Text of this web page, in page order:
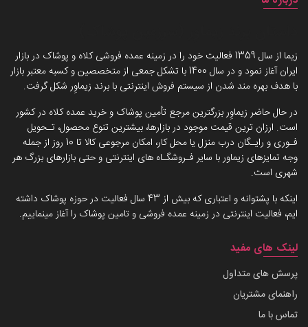
زیما از سال 1359 فعالیت خود را در زمینه عمده فروشی کلاه و پوشاک در بازار
ایران آغاز نمود و در سال 1400 با تشکل جمعی از متخصصین و کسبه معتبر بازار
با هدف بهره مند شدن از سیستم فروش اینترنتی با برند زیماوِر شکل گرفت.
در حال حاضر زیماوِر بزرگترین مرجع تأمین پوشاک و خرید عمده کلاه در کشور
است. ارزان ترین قیمت موجود در بازارها، بیشترین تنوع محصول، تـحویل
فـوری و رایـگان درب منزل یا محل کار، امکان مرجوعی کالا تا 10 روز از جمله
وجه تمایزهای زیماور با سایر فـروشگـاه های اینترنتی و حتی بازارهای بزرگ هر
شهری است.
اینکه با پشتوانه و اعتباری که بیش از 43 سال فعالیت در حوزه پوشاک داشته
ایم، فعالیت اینترنتی در زمینه عمده فروشی و تامین پوشاک را آغاز مینماییم.
لینک های مفید
پرسش های متداول
راهنمای مشتریان
تماس با ما